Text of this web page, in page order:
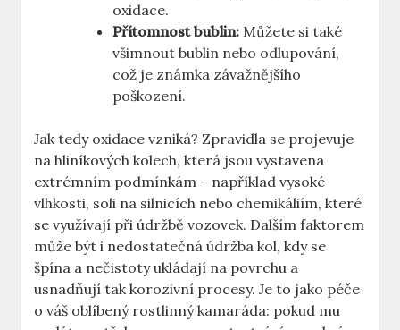
oxidace.
Přítomnost bublin: Můžete si také
všimnout bublin nebo odlupování,
což je známka závažnějšího
poškození.
Jak tedy oxidace vzniká? Zpravidla se projevuje
na hliníkových kolech, která jsou vystavena
extrémním podmínkám – například vysoké
vlhkosti, soli na silnicích nebo chemikáliím, které
se využívají při údržbě vozovek. Dalším faktorem
může být i nedostatečná údržba kol, kdy se
špína a nečistoty ukládají na povrchu a
usnadňují tak korozivní procesy. Je to jako péče
o váš oblíbený rostlinný kamaráda: pokud mu